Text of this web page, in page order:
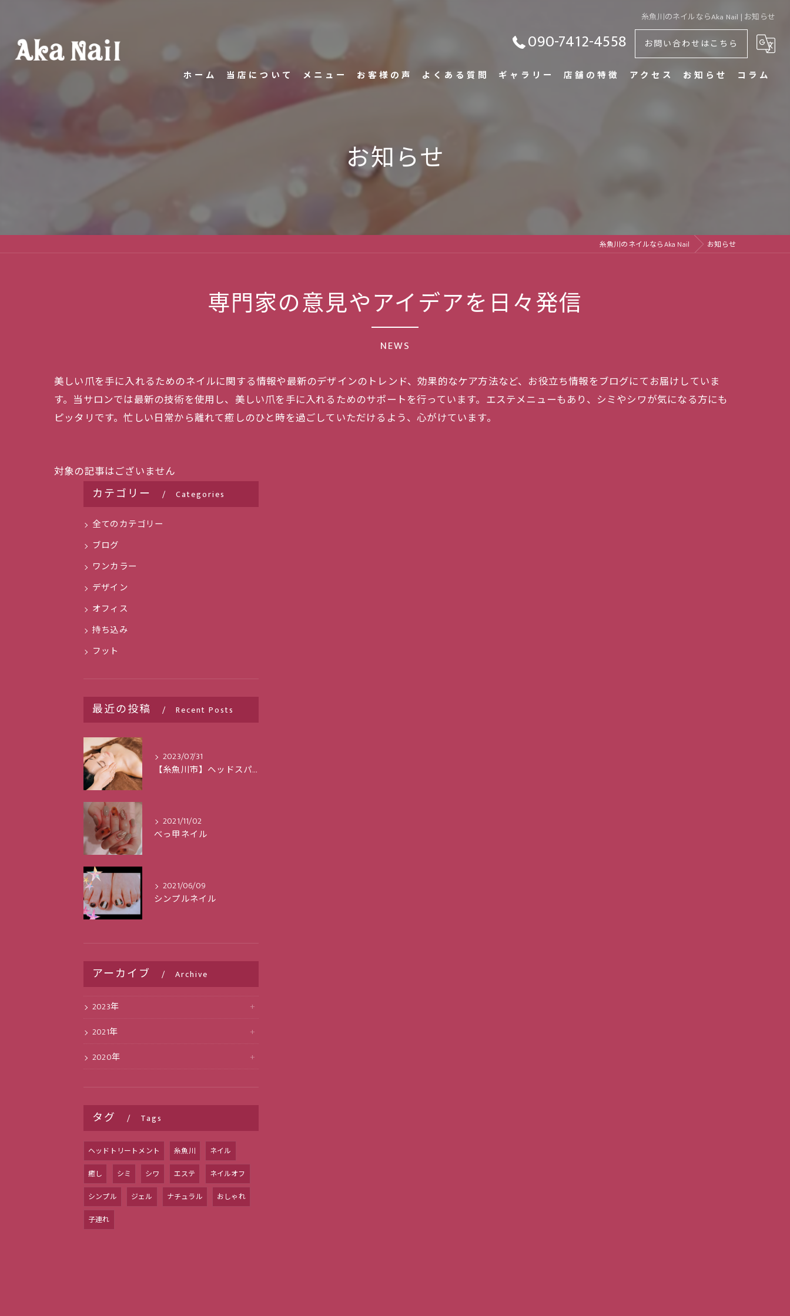
糸魚川のネイルならAka Nail | お知らせ
090-7412-4558 お問い合わせはこちら
ホーム 当店について
代表あいさつ
メニュー お客様の声 よくある質問 ギャラリー 店舗の特徴 アクセス お知らせ コラム
お知らせ
糸魚川のネイルならAka Nail お知らせ
専門家の意見やアイデアを日々発信
NEWS
美しい爪を手に入れるためのネイルに関する情報や最新のデザインのトレンド、効果的なケア方法など、お役立ち情報をブログにてお届けしていま
す。当サロンでは最新の技術を使用し、美しい爪を手に入れるためのサポートを行っています。エステメニューもあり、シミやシワが気になる方にも
ピッタリです。忙しい日常から離れて癒しのひと時を過ごしていただけるよう、心がけています。
対象の記事はございません
カテゴリー Categories
全てのカテゴリー
ブログ
ワンカラー
デザイン
オフィス
持ち込み
フット
最近の投稿 Recent Posts
2023/07/31
【糸魚川市】ヘッドスパで日々のストレスを解消
2021/11/02
べっ甲ネイル
2021/06/09
シンプルネイル
アーカイブ Archive
2023年
2021年
2020年
タグ Tags
ヘッドトリートメント 糸魚川
ネイル
癒し
シミ シワ エステ
ネイルオフ
シンプル
ジェル ナチュラル
おしゃれ
子連れ